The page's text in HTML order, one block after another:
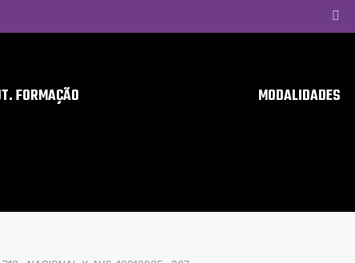
FORMAÇÃO MODALIDADES